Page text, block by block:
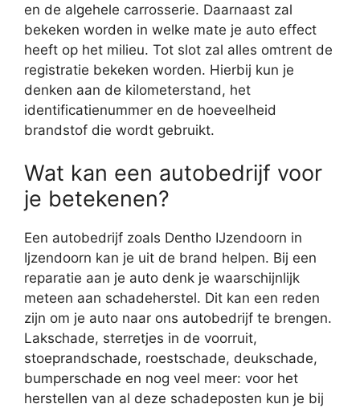
en de algehele carrosserie. Daarnaast zal
bekeken worden in welke mate je auto effect
heeft op het milieu. Tot slot zal alles omtrent de
registratie bekeken worden. Hierbij kun je
denken aan de kilometerstand, het
identificatienummer en de hoeveelheid
brandstof die wordt gebruikt.
Wat kan een autobedrijf voor
je betekenen?
Een autobedrijf zoals Dentho IJzendoorn in
Ijzendoorn kan je uit de brand helpen. Bij een
reparatie aan je auto denk je waarschijnlijk
meteen aan schadeherstel. Dit kan een reden
zijn om je auto naar ons autobedrijf te brengen.
Lakschade, sterretjes in de voorruit,
stoeprandschade, roestschade, deukschade,
bumperschade en nog veel meer: voor het
herstellen van al deze schadeposten kun je bij